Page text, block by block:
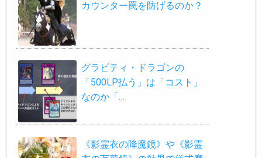
カウンター罠を防げるのか？
グラビティ・ドラゴンの
「500LP払う」は「コスト」
なのか「…
《影霊衣の降魔鏡》や《影霊